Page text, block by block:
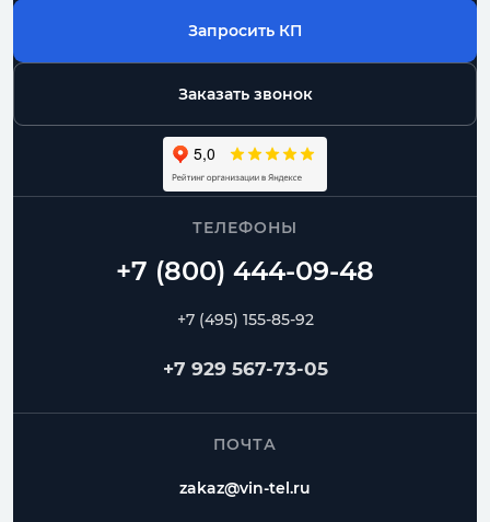
воздуховоды и фасонные части одного
доставка, самовывоз, работа с монтажниками
Частые вопросы
Можно ли изготовить нестандартный размер?
Можно ли собрать весь комплект вентиляции?
Запросить КП
Заказать звонок
ТЕЛЕФОНЫ
+7 (495) 155-85-92
+7 929 567-73-05
ПОЧТА
zakaz@vin-tel.ru